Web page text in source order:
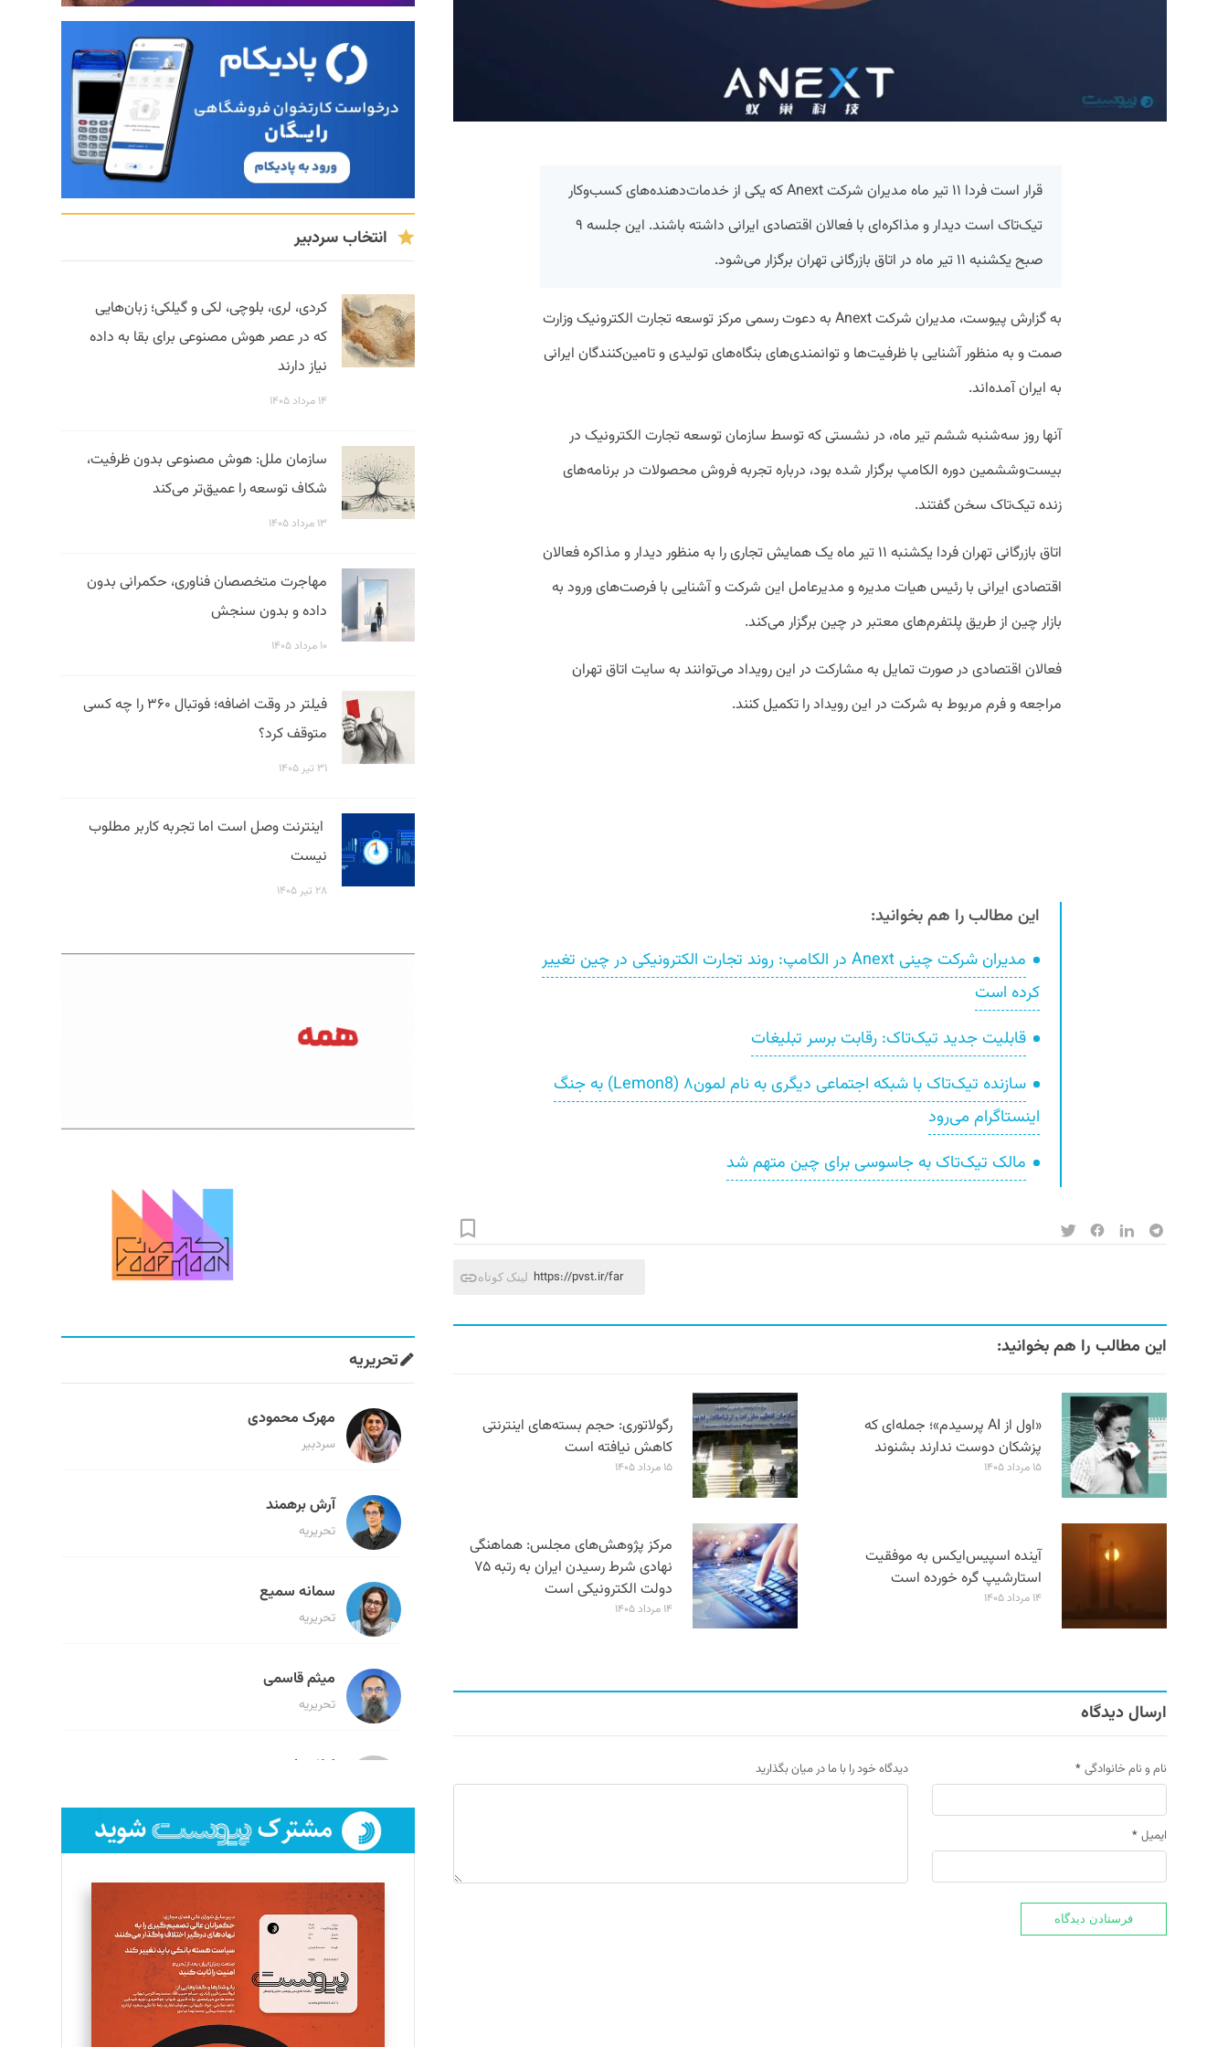
قرار است فردا ۱۱ تیر ماه مدیران شرکت Anext که یکی از خدمات‌دهنده‌های کسب‌وکار
تیک‌تاک است دیدار و مذاکره‌ای با فعالان اقتصادی ایرانی داشته باشند. این جلسه ۹
صبح یکشنبه ۱۱ تیر ماه در اتاق بازرگانی تهران برگزار می‌شود.
به گزارش پیوست، مدیران شرکت Anext به دعوت رسمی مرکز توسعه تجارت الکترونیک وزارت
صمت و به منظور آشنایی با ظرفیت‌­ها و توانمندی‌­های بنگاه‌­های تولیدی و تامین‌کنندگان ایرانی
به ایران آمده‌اند.
آنها روز سه‌شنبه ششم تیر ماه، در نشستی که توسط سازمان توسعه تجارت الکترونیک در
بیست‌وششمین دوره الکامپ برگزار شده بود، درباره تجربه فروش محصولات در برنامه‌های
زنده تیک‌تاک سخن گفتند.
اتاق بازرگانی تهران فردا یکشنبه ۱۱ تیر ماه یک همایش تجاری را به منظور دیدار و مذاکره فعالان
اقتصادی ایرانی با رئیس هیات مدیره و مدیرعامل این شرکت و آشنایی با فرصت‌های ورود به
بازار چین از طریق پلتفرم‌های معتبر در چین برگزار می‌کند.
فعالان اقتصادی در صورت تمایل به مشارکت در این رویداد می‌توانند به سایت اتاق تهران
مراجعه و فرم مربوط به شرکت در این رویداد را تکمیل کنند.
این مطالب را هم بخوانید:
مدیران شرکت چینی Anext در الکامپ: روند تجارت الکترونیکی در چین تغییر
کرده است
قابلیت جدید تیک‌تاک: رقابت برسر تبلیغات
سازنده تیک‌تاک با شبکه‌ اجتماعی دیگری به نام لمون۸ (Lemon8) به جنگ
اینستاگرام می‌رود
مالک تیک‌تاک به جاسوسی برای چین متهم شد
لینک کوتاه https://pvst.ir/far
این مطالب را هم بخوانید:
«اول از AI پرسیدم»؛ جمله‌ای که
پزشکان دوست ندارند بشنوند
۱۵ مرداد ۱۴۰۵
رگولاتوری: حجم بسته‌های اینترنتی
کاهش نیافته است
۱۵ مرداد ۱۴۰۵
آینده اسپیس‌ایکس به موفقیت
استارشیپ گره خورده است
۱۴ مرداد ۱۴۰۵
مرکز پژوهش‌های مجلس: هماهنگی
نهادی شرط رسیدن ایران به رتبه ۷۵
دولت الکترونیکی است
۱۴ مرداد ۱۴۰۵
ارسال دیدگاه
نام و نام خانوادگی *
ایمیل *
دیدگاه خود را با ما در میان بگذارید
انتخاب سردبیر
کردی، لری، بلوچی، لکی و گیلکی؛ زبان‌هایی
که در عصر هوش مصنوعی برای بقا به داده
نیاز دارند
۱۴ مرداد ۱۴۰۵
سازمان ملل: هوش مصنوعی بدون ظرفیت،
شکاف توسعه را عمیق‌تر می‌کند
۱۳ مرداد ۱۴۰۵
مهاجرت متخصصان فناوری، حکمرانی بدون
داده و بدون سنجش
۱۰ مرداد ۱۴۰۵
فیلتر در وقت اضافه؛ فوتبال ۳۶۰ را چه کسی
متوقف کرد؟
۳۱ تیر ۱۴۰۵
اینترنت وصل است اما تجربه کاربر مطلوب
نیست
۲۸ تیر ۱۴۰۵
تحریریه
مهرک محمودی
سردبیر
آرش برهمند
تحریریه
سمانه سمیع
تحریریه
میثم قاسمی
تحریریه
لیلا حنارود
فائزه فتحی رستمی
تحریریه
سروش کرمیان
تحریریه
مینا پاکدل